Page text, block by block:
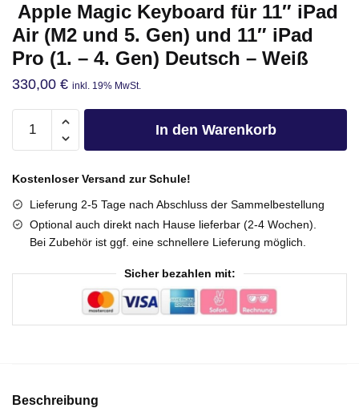
Apple Magic Keyboard für 11″ iPad
Air (M2 und 5. Gen) und 11″ iPad
Pro (1. – 4. Gen) Deutsch – Weiß
330,00 € inkl. 19% MwSt.
In den Warenkorb
Kostenloser Versand zur Schule!
Lieferung 2-5 Tage nach Abschluss der Sammelbestellung
Optional auch direkt nach Hause lieferbar (2-4 Wochen).
Bei Zubehör ist ggf. eine schnellere Lieferung möglich.
Sicher bezahlen mit:
Beschreibung